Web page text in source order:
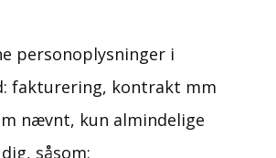
personoplysninger i
fakturering, kontrakt mm
nævnt, kun almindelige
såsom: